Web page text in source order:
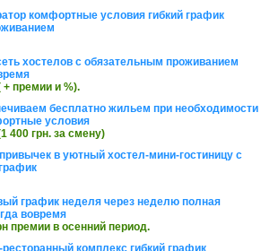
комфортные условия гибкий график
хостелов с обязательным проживанием
+ премии и %).
бесплатно жильем при необходимости
условия
400 грн. за смену)
в уютный хостел-мини-гостиницу с
график неделя через неделю полная
вовремя
премии в осенний период.
комплекс гибкий график